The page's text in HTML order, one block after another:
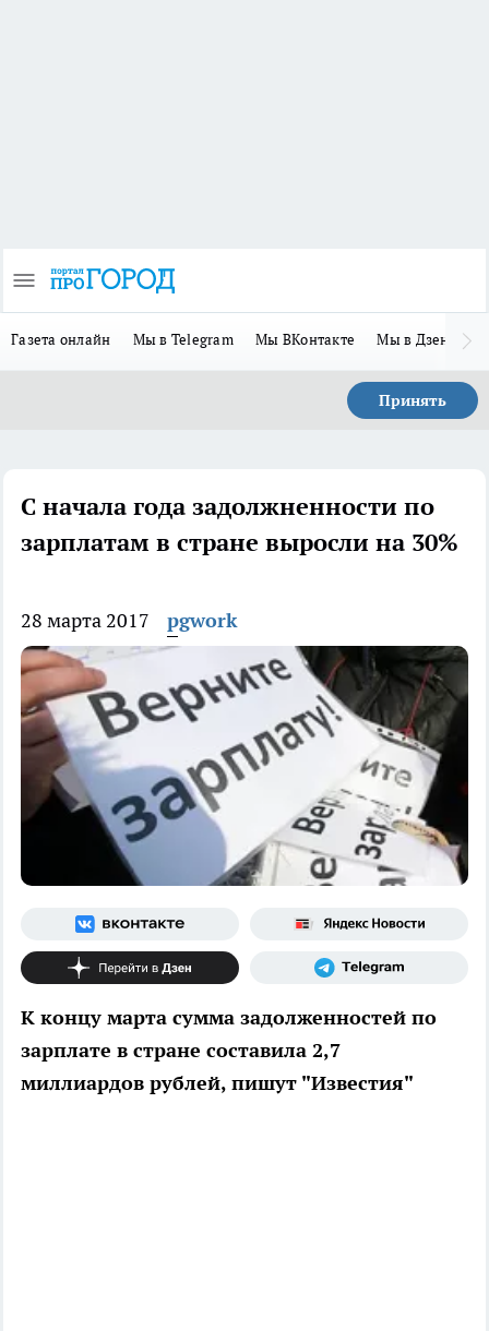
Газета онлайн Мы в Telegram Мы ВКонтакте Мы в Дзене
Принять
С начала года задолжненности по
зарплатам в стране выросли на 30%
28 марта 2017 pgwork
К концу марта сумма задолженностей по
зарплате в стране составила 2,7
миллиардов рублей, пишут "Известия"